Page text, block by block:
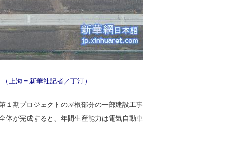
上海＝新華社記者／丁汀）
１期プロジェクトの屋根部分の一部建設工事
体が完成すると、年間生産能力は電気自動車